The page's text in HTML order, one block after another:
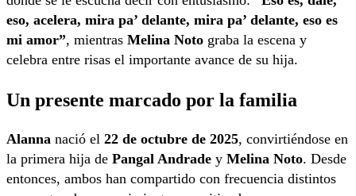
eso, acelera, mira pa’ delante, mira pa’ delante, eso es
mi amor”, mientras Melina Noto graba la escena y
celebra entre risas el importante avance de su hija.
Un presente marcado por la familia
Alanna nació el 22 de octubre de 2025, convirtiéndose en
la primera hija de Pangal Andrade y Melina Noto. Desde
entonces, ambos han compartido con frecuencia distintos